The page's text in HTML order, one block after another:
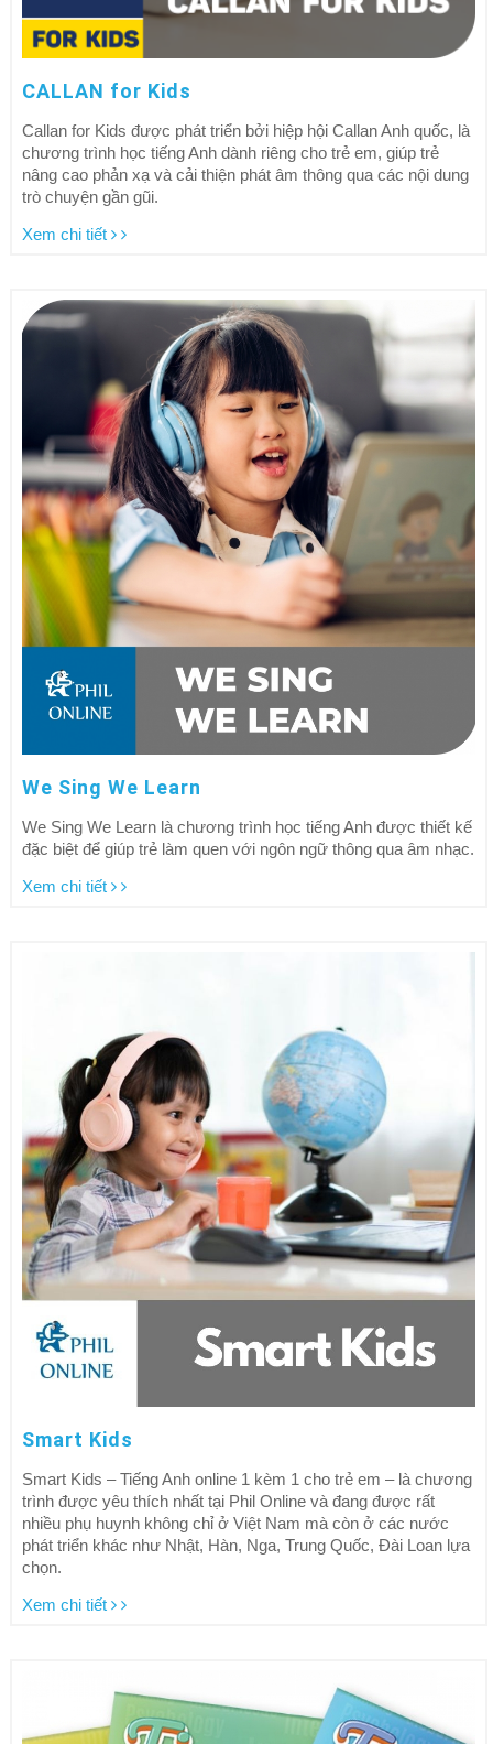
CALLAN for Kids
Callan for Kids được phát triển bởi hiệp hội Callan Anh quốc, là
chương trình học tiếng Anh dành riêng cho trẻ em, giúp trẻ
nâng cao phản xạ và cải thiện phát âm thông qua các nội dung
trò chuyện gần gũi.
Xem chi tiết
We Sing We Learn
We Sing We Learn là chương trình học tiếng Anh được thiết kế
đặc biệt để giúp trẻ làm quen với ngôn ngữ thông qua âm nhạc.
Xem chi tiết
Smart Kids
Smart Kids – Tiếng Anh online 1 kèm 1 cho trẻ em – là chương
trình được yêu thích nhất tại Phil Online và đang được rất
nhiều phụ huynh không chỉ ở Việt Nam mà còn ở các nước
phát triển khác như Nhật, Hàn, Nga, Trung Quốc, Đài Loan lựa
chọn.
Xem chi tiết